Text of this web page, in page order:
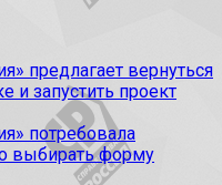
предлагает вернуться
и запустить проект
потребовала
выбирать форму